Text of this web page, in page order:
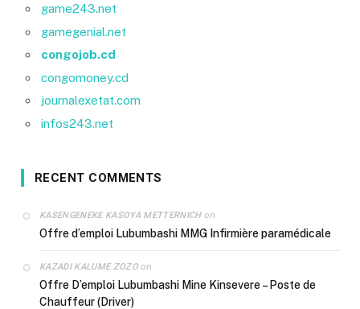
game243.net
gamegenial.net
congojob.cd
congomoney.cd
journalexetat.com
infos243.net
RECENT COMMENTS
KASENGENEKE KASOYA METTERNICHon
Offre d’emploi Lubumbashi MMG Infirmière paramédicale
KAZADI KALUME ZOZOon
Offre D’emploi Lubumbashi Mine Kinsevere – Poste de
Chauffeur (Driver)